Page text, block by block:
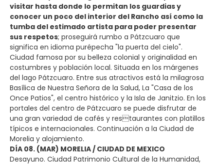
visitar hasta donde lo permitan los guardias y
conocer un poco del interior del Rancho así como la
tumba del estimado artista para poder presentar
sus respetos; proseguirá rumbo a Pátzcuaro que
significa en idioma purépecha "la puerta del cielo".
Ciudad famosa por su belleza colonial y originalidad en
costumbres y población local. Situada en los márgenes
del lago Pátzcuaro. Entre sus atractivos está la milagrosa
Basílica de Nuestra Señora de la Salud, La "Casa de los
Once Patios", el centro histórico y la Isla de Janitzio. En los
portales del centro de Pátzcuaro se puede disfrutar de
una gran variedad de cafés y restaurantes con platillos
típicos e internacionales. Continuación a la Ciudad de
Morelia y alojamiento.
DÍA 08. (MAR) MORELIA / CIUDAD DE MEXICO
Desayuno. Ciudad Patrimonio Cultural de la Humanidad,